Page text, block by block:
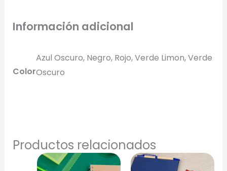
Conserva los colores originales de tu logotipo.
Generar Vista Previa con IA
Información adicional
Color
Azul Oscuro, Negro, Rojo, Verde Limon, Verde
Oscuro
Productos relacionados